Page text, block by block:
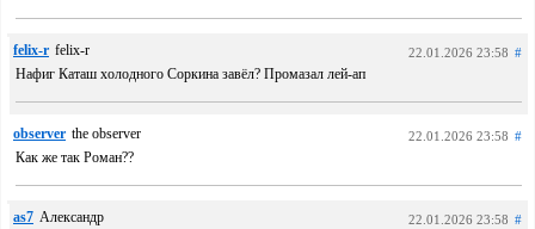
felix-r felix-r 22.01.2026 23:58 #
Нафиг Каташ холодного Соркина завёл? Промазал лей-ап
observer the observer 22.01.2026 23:58 #
Как же так Роман??
as7 Александр 22.01.2026 23:58 #